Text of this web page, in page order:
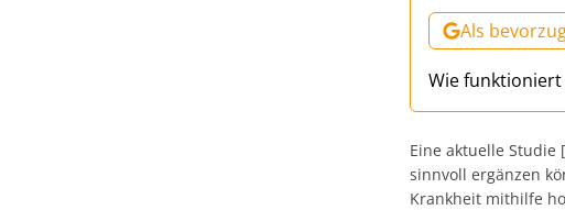
Als
Wie funktioniert
Eine aktuelle
sinnvoll ergänzen
Krankheit mithilfe